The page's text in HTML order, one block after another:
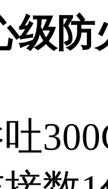
级防